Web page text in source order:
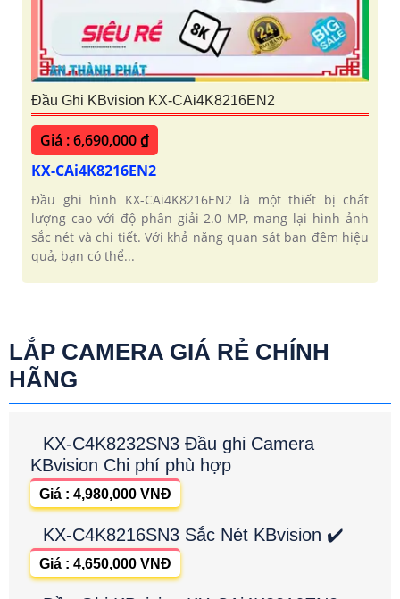
Đầu Ghi KBvision KX-CAi4K8216EN2
Giá : 6,690,000 ₫
KX-CAi4K8216EN2
Đầu ghi hình KX-CAi4K8216EN2 là một thiết bị chất
lượng cao với độ phân giải 2.0 MP, mang lại hình ảnh
sắc nét và chi tiết. Với khả năng quan sát ban đêm hiệu
quả, bạn có thể...
LẮP CAMERA GIÁ RẺ CHÍNH
HÃNG
KX-C4K8232SN3 Đầu ghi Camera
KBvision Chi phí phù hợp
Giá : 4,980,000 VNĐ
KX-C4K8216SN3 Sắc Nét KBvision ✔️
Giá : 4,650,000 VNĐ